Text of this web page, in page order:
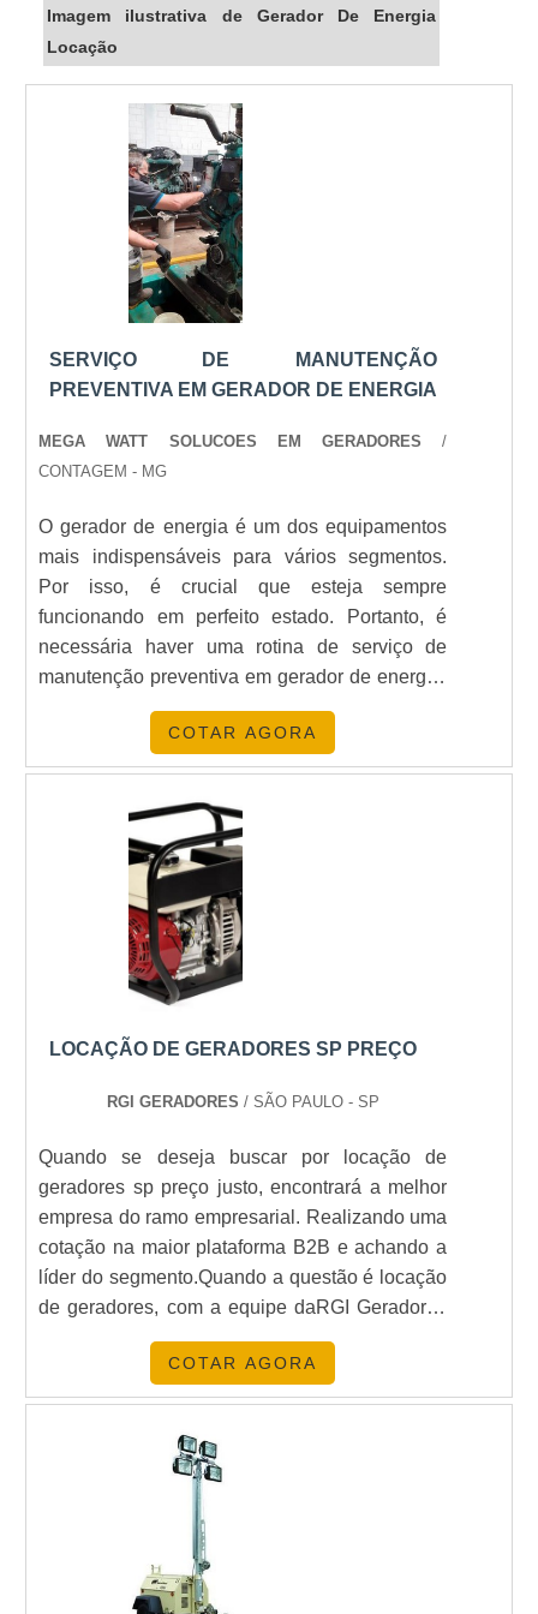
Imagem ilustrativa de Gerador De Energia
Locação
SERVIÇO DE MANUTENÇÃO
PREVENTIVA EM GERADOR DE ENERGIA
MEGA WATT SOLUCOES EM GERADORES /
CONTAGEM - MG
O gerador de energia é um dos equipamentos
mais indispensáveis para vários segmentos.
Por isso, é crucial que esteja sempre
funcionando em perfeito estado. Portanto, é
necessária haver uma rotina de serviço de
manutenção preventiva em gerador de energia,
pois a falha de qualquer componente do grupo
gerador, além de prejudicar as as operações do
usuário da máquina, pode danificar todo o
DIVERSAS VANTAGENSEm linhas gerais,
como o próprio nome diz, a manutenção
COTAR AGORA
LOCAÇÃO DE GERADORES SP PREÇO
RGI GERADORES / SÃO PAULO - SP
Quando se deseja buscar por locação de
geradores sp preço justo, encontrará a melhor
empresa do ramo empresarial. Realizando uma
cotação na maior plataforma B2B e achando a
líder do segmento.Quando a questão é locação
de geradores, com a equipe daRGI Geradores
receberá ótima qualidade com assistência
técnica especializada em motores, geradores e
painéis de comando.UM POUCO MAIS SOBRE
muitas maneiras eficientes de demonstrar
competência e excelência em sua área de
atuação. A RGI Geradores centraliza seus
esforços em oferecer aos parceiros uma
estrutura com: Escritório de alta qualidade onde
são realizadas as atividades; Catálogo amplo
COTAR AGORA